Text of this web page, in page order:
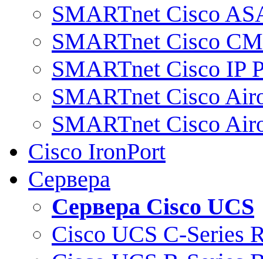
SMARTnet Cisco
SMARTnet Cisco
SMARTnet Cisco IP
SMARTnet Cisco
SMARTnet Cisco
Cisco IronPort
Сервера
Сервера Cisco UCS
Cisco UCS C-Series